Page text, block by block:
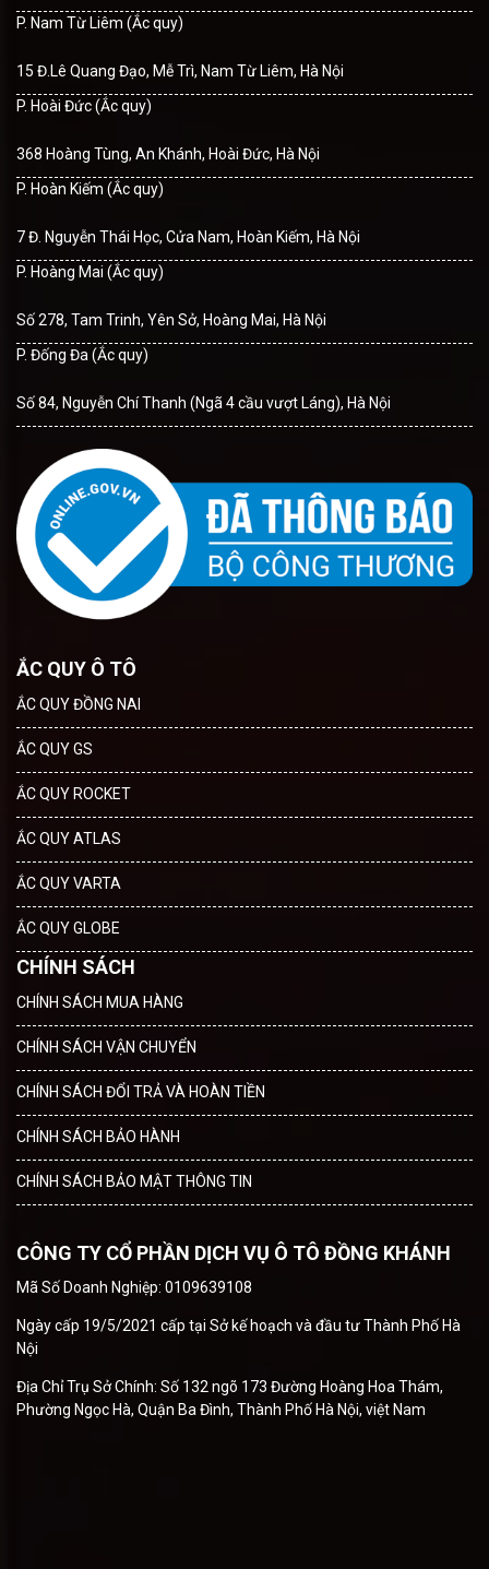
P. Nam Từ Liêm (Ắc quy)
15 Đ.Lê Quang Đạo, Mễ Trì, Nam Từ Liêm, Hà Nội
P. Hoài Đức (Ắc quy)
368 Hoàng Tùng, An Khánh, Hoài Đức, Hà Nội
P. Hoàn Kiếm (Ắc quy)
7 Đ. Nguyễn Thái Học, Cửa Nam, Hoàn Kiếm, Hà Nội
P. Hoàng Mai (Ắc quy)
Số 278, Tam Trinh, Yên Sở, Hoàng Mai, Hà Nội
P. Đống Đa (Ắc quy)
Số 84, Nguyễn Chí Thanh (Ngã 4 cầu vượt Láng), Hà Nội
ẮC QUY Ô TÔ
ẮC QUY ĐỒNG NAI
ẮC QUY GS
ẮC QUY ROCKET
ẮC QUY ATLAS
ẮC QUY VARTA
ẮC QUY GLOBE
CHÍNH SÁCH
CHÍNH SÁCH MUA HÀNG
CHÍNH SÁCH VẬN CHUYỂN
CHÍNH SÁCH ĐỔI TRẢ VÀ HOÀN TIỀN
CHÍNH SÁCH BẢO HÀNH
CHÍNH SÁCH BẢO MẬT THÔNG TIN
CÔNG TY CỔ PHẦN DỊCH VỤ Ô TÔ ĐỒNG KHÁNH
Mã Số Doanh Nghiệp: 0109639108
Ngày cấp 19/5/2021 cấp tại Sở kế hoạch và đầu tư Thành Phố Hà
Nội
Địa Chỉ Trụ Sở Chính: Số 132 ngõ 173 Đường Hoàng Hoa Thám,
Phường Ngọc Hà, Quận Ba Đình, Thành Phố Hà Nội, việt Nam